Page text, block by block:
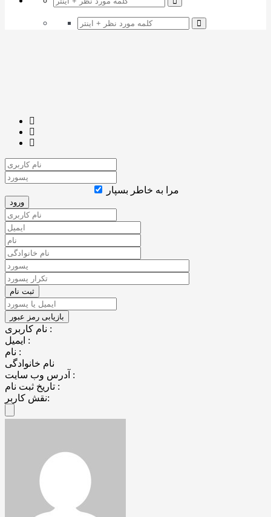
مرا به خاطر بسپار
نام کاربری :
ایمیل :
نام :
نام خانوادگی
آدرس وب سایت :
تاریخ ثبت نام :
نقش کاربر: